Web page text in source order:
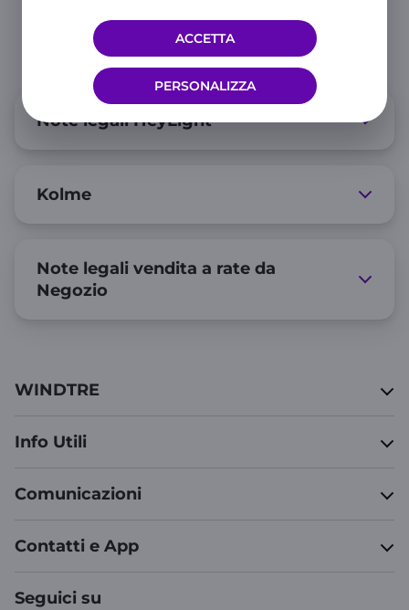
PERSONALIZZA
ACCETTA
Note legali HeyLight
Kolme
Note legali vendita a rate da
Negozio
WINDTRE
Info Utili
Comunicazioni
Contatti e App
Seguici su